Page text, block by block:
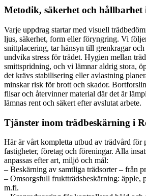
Metodik, säkerhet och hållbarhet
Varje uppdrag startar med visuell
ljus, säkerhet, form eller föryngring. Vi
snittplacering, tar hänsyn till grenkragar
undvika stress för trädet. Hygien mellan
smittspridning, och vi lämnar aldrig stora,
det krävs stabilisering eller avlastning
minskar risk för brott och skador.
flisar och återvinner material där det är
lämnas rent och säkert efter avslutat arbete.
Tjänster inom trädbeskärning i
Här är vårt kompletta utbud av trädvård för
fastigheter, företag och föreningar. Alla
anpassas efter art, miljö och mål:
– Beskärning av samtliga trädsorter – från
– Omsorgsfull fruktträdsbeskärning: äpple,
m.fl.